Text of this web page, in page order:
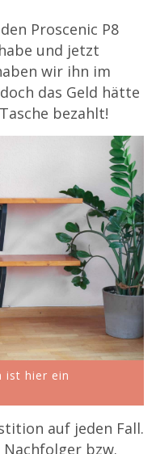
Proscenic P8
und jetzt
wir ihn im
das Geld hätte
bezahlt!
ist hier ein
auf jeden Fall.
bzw.